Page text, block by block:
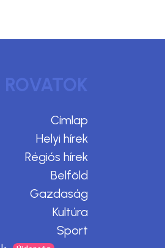
ROVATOK
Címlap
Helyi hírek
Régiós hírek
Belföld
Gazdaság
Kultúra
Sport